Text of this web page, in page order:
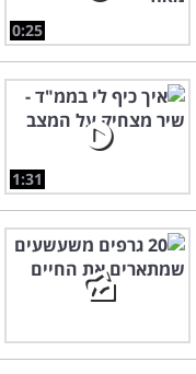
0:25
1:31